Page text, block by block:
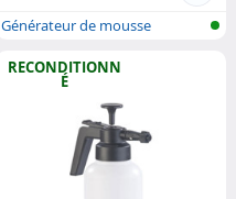
Générateur de mousse
RECONDITIONN
É